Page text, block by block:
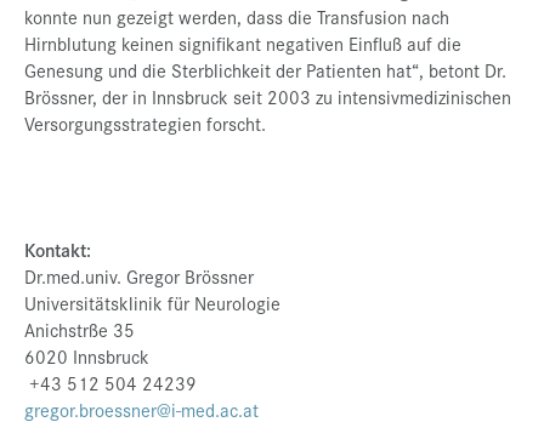
konnte nun gezeigt werden, dass die Transfusion nach
Hirnblutung keinen signifikant negativen Einfluß auf die
Genesung und die Sterblichkeit der Patienten hat“, betont Dr.
Brössner, der in Innsbruck seit 2003 zu intensivmedizinischen
Versorgungsstrategien forscht.
Kontakt:
Dr.med.univ. Gregor Brössner
Universitätsklinik für Neurologie
Anichstrße 35
6020 Innsbruck
+43 512 504 24239
gregor.broessner@i-med.ac.at